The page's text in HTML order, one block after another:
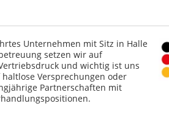
Unternehmen mit Sitz in Halle
setzen wir auf
und wichtig ist uns
Versprechungen oder
Partnerschaften mit